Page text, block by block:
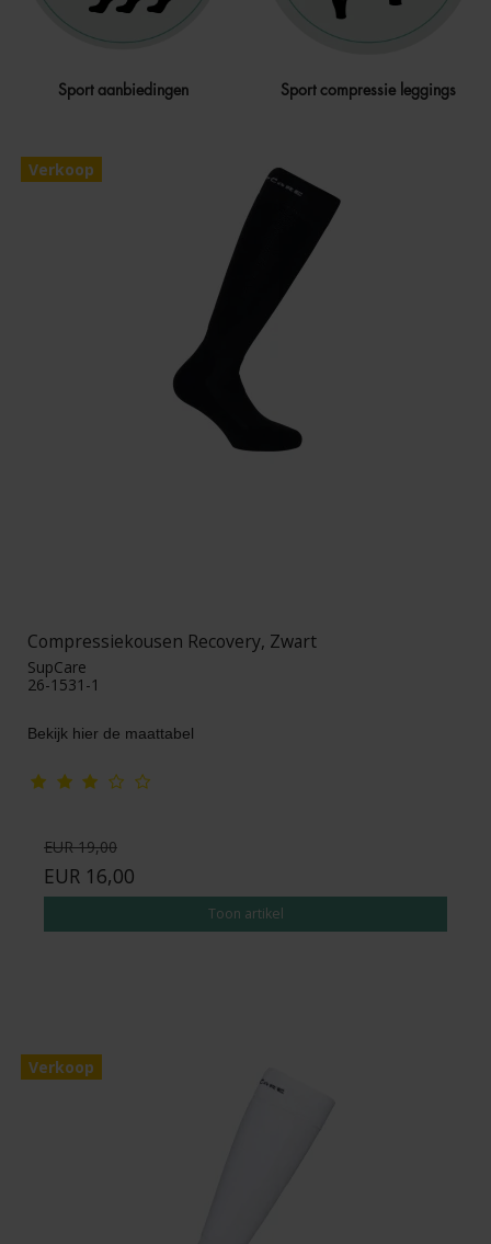
Sport aanbiedingen Sport compressie leggings
Verkoop
Compressiekousen Recovery, Zwart
SupCare
26-1531-1
Bekijk hier de maattabel
EUR 19,00
EUR 16,00
Toon artikel
Verkoop